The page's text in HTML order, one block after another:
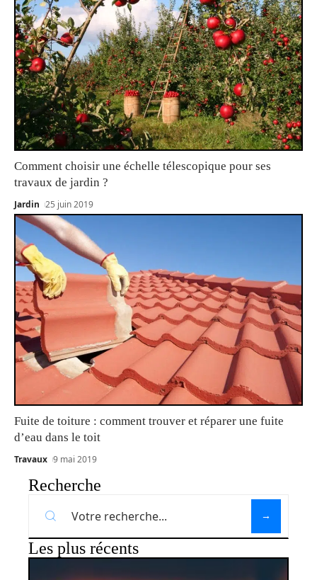
Comment choisir une échelle télescopique pour ses
travaux de jardin ?
Jardin 25 juin 2019
Fuite de toiture : comment trouver et réparer une fuite
d’eau dans le toit
Travaux 9 mai 2019
Recherche
Les plus récents